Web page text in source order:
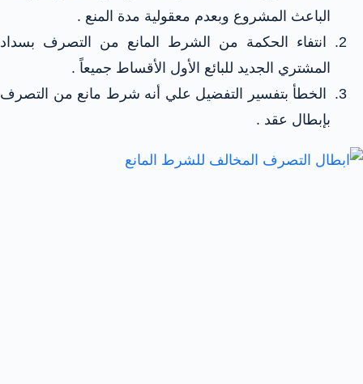
الباعث المشروع وبعدم معقولية مدة المنع .
انتفاء الحكمة من الشرط المانع من التصرف بسداد
المشتري الجديد للبائع الأول الأقساط جميعاً .
الخطأ بتفسير التفضيل علي أنه شرط مانع من التصرف
بإبطال عقد .